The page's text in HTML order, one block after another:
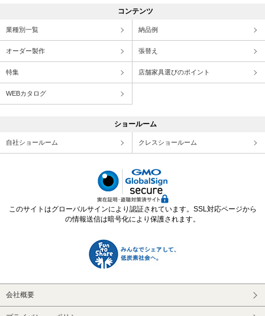
コンテンツ
業種別一覧 納品例
オーダー製作 張替え
特集 店舗家具選びのポイント
WEBカタログ
ショールーム
自社ショールーム クレスショールーム
このサイトはグローバルサインにより認証されています。SSL対応ページから
の情報送信は暗号化により保護されます。
会社概要